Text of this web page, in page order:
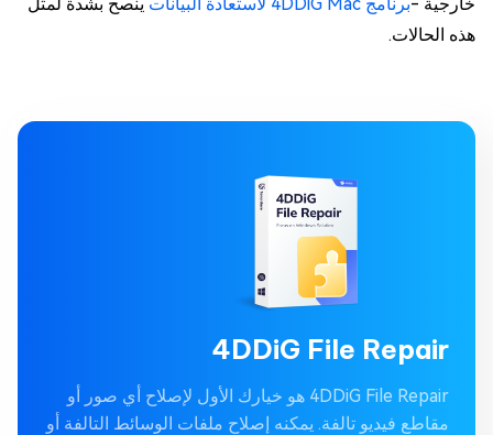
هذه الحالات.
4DDiG File Repair
4DDiG File Repair هو خيارك الأول لإصلاح أي صور أو
مقاطع فيديو تالفة. يمكنه إصلاح ملفات الوسائط التالفة أو